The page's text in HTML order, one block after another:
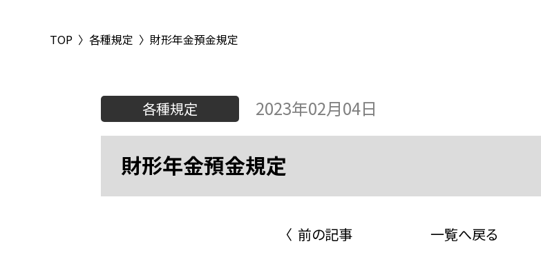
TOP 〉 各種規定 〉 財形年金預金規定
各種規定 2023年02月04日
財形年金預金規定
〈 前の記事 一覧へ戻る